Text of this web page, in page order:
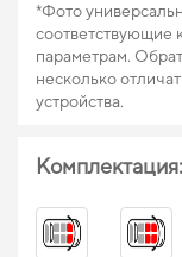
*Фото
соответствующие
параметрам.
несколько
устройства.
Комплектация: